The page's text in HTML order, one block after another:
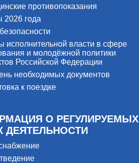
противопоказания
года
исполнительной власти в сфере
и молодёжной политики
Российской Федерации
необходимых документов
к поездке
О РЕГУЛИРУЕМЫХ
ДЕЯТЕЛЬНОСТИ